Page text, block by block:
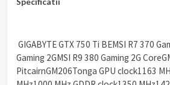
GIGABYTE GTX 750 Ti BEMSI R7 370
Gaming 2GMSI R9 380 Gaming 2G
PitcairnGM206Tonga GPU clock1163